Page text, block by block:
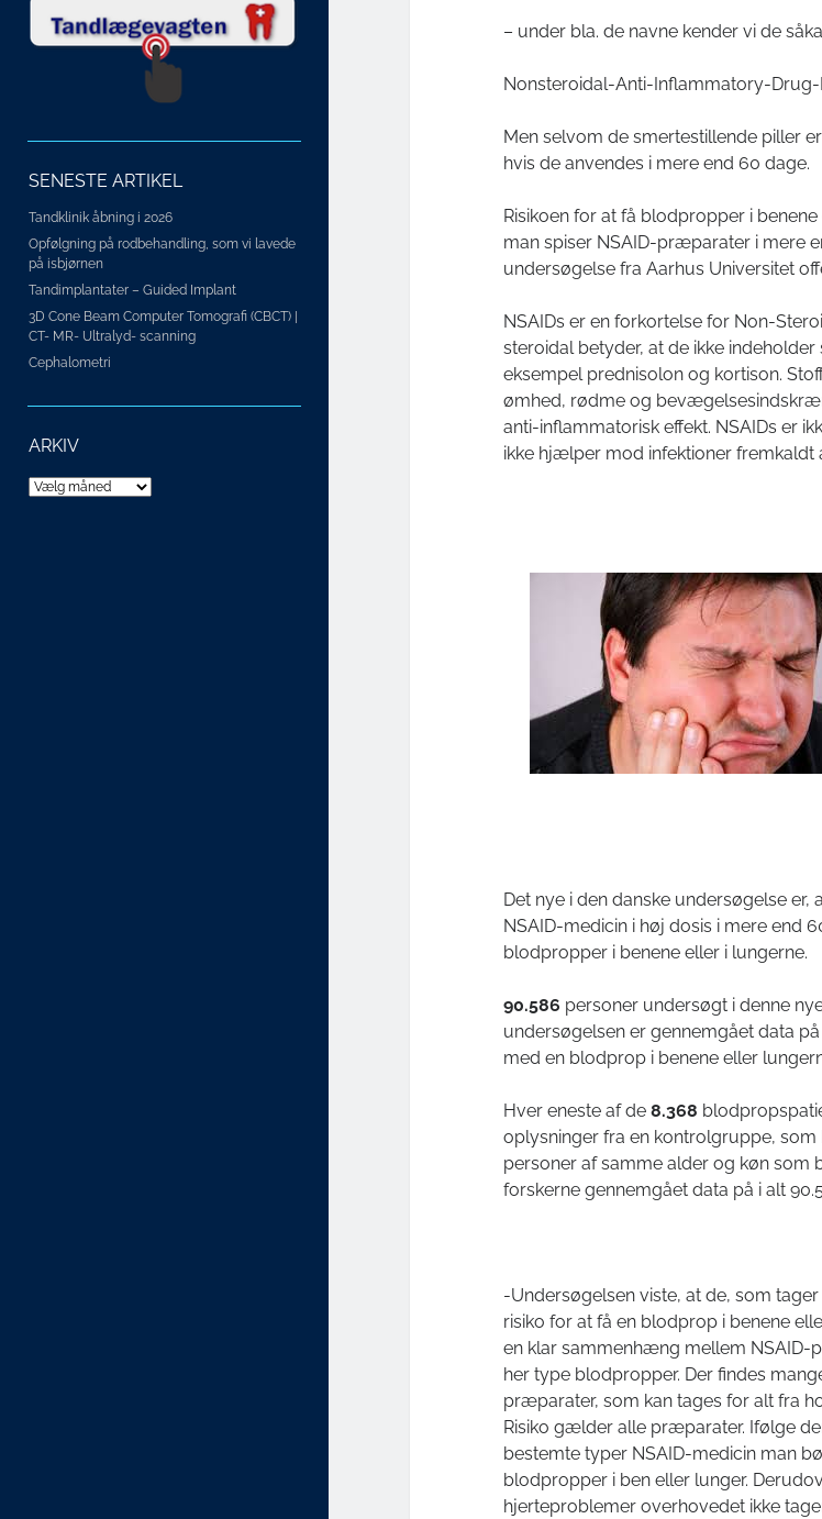
SENESTE ARTIKEL
Tandklinik åbning i 2026
Opfølgning på rodbehandling, som vi lavede
på isbjørnen
Tandimplantater – Guided Implant
3D Cone Beam Computer Tomografi (CBCT) |
CT- MR- Ultralyd- scanning
Cephalometri
ARKIV
– under bla. de navne kender vi de
Nonsteroidal-Anti-Inflammatory-Drug-
Men selvom de smertestillende piller
hvis de anvendes i mere end 60 dage.
Risikoen for at få blodpropper i
man spiser NSAID-præparater i mere
undersøgelse fra Aarhus Universitet
NSAIDs er en forkortelse for Non-
steroidal betyder, at de ikke
eksempel prednisolon og kortison.
ømhed, rødme og
anti-inflammatorisk effekt. NSAIDs er
ikke hjælper mod infektioner fremkaldt
Det nye i den danske undersøgelse er,
NSAID-medicin i høj dosis i mere end
blodpropper i benene eller i lungerne.
90.586 personer undersøgt i denne
undersøgelsen er gennemgået data
med en blodprop i benene eller
Hver eneste af de8.368
oplysninger fra en kontrolgruppe,
personer af samme alder og køn som
forskerne gennemgået data på i alt
-Undersøgelsen viste, at de, som
risiko for at få en blodprop i benene
en klar sammenhæng mellem
her type blodpropper. Der findes
præparater, som kan tages for alt fra
Risiko gælder alle præparater. Ifølge
bestemte typer NSAID-medicin man
blodpropper i ben eller lunger.
hjerteproblemer overhovedet ikke